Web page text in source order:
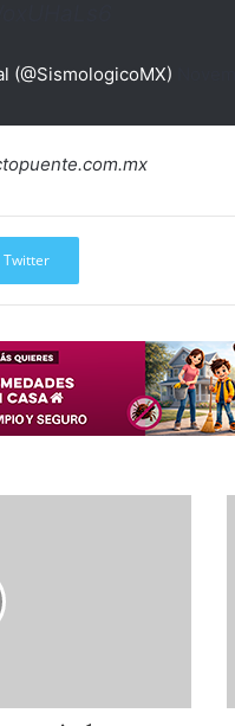
(@SismologicoMX)
Twitter